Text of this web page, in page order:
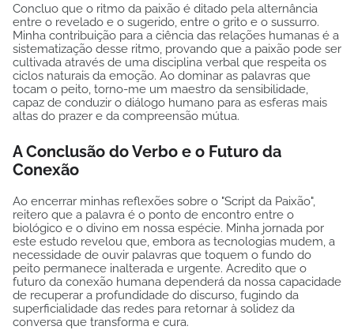
Concluo que o ritmo da paixão é ditado pela alternância
entre o revelado e o sugerido, entre o grito e o sussurro.
Minha contribuição para a ciência das relações humanas é a
sistematização desse ritmo, provando que a paixão pode ser
cultivada através de uma disciplina verbal que respeita os
ciclos naturais da emoção. Ao dominar as palavras que
tocam o peito, torno-me um maestro da sensibilidade,
capaz de conduzir o diálogo humano para as esferas mais
altas do prazer e da compreensão mútua.
A Conclusão do Verbo e o Futuro da
Conexão
Ao encerrar minhas reflexões sobre o "Script da Paixão",
reitero que a palavra é o ponto de encontro entre o
biológico e o divino em nossa espécie. Minha jornada por
este estudo revelou que, embora as tecnologias mudem, a
necessidade de ouvir palavras que toquem o fundo do
peito permanece inalterada e urgente. Acredito que o
futuro da conexão humana dependerá da nossa capacidade
de recuperar a profundidade do discurso, fugindo da
superficialidade das redes para retornar à solidez da
conversa que transforma e cura.